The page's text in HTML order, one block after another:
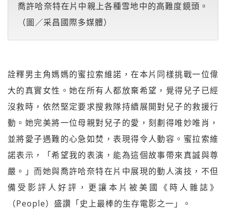
喬許哈奈特在片中親上各種雪地中的高難度鏡頭。
（圖／采昌國際多媒體）
詮釋男主角媽媽的蜜拉索維諾，在本片同樣挑戰一位偉
大的真實女性。她在所有人都放棄希望，覺得兒子已經
沒救時，依然堅定要求搜救隊持續展開對兒子的救援行
動。她完美將一位母親對兒子的愛，刻劃得唯妙唯肖，
並將愛子遇難的心急如焚，表現得令人動容。蜜拉索維
諾表示，「希望我的表演，能為這個故事帶來真誠與尊
嚴。」而她與喬許哈奈特在片中展現的動人演技，不但
備受影評人好評，更讓本片被美國《時人雜誌》
（People）盛讚「史上最棒的生存電影之一」。